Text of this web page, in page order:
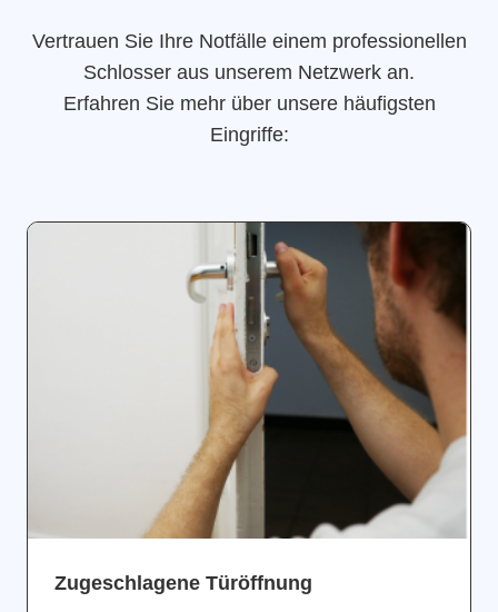
Vertrauen Sie Ihre Notfälle einem professionellen
Schlosser aus unserem Netzwerk an.
Erfahren Sie mehr über unsere häufigsten
Eingriffe:
Zugeschlagene Türöffnung